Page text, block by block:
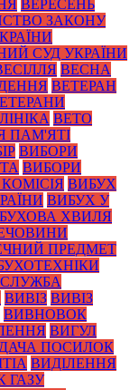
ВЕРЕСЕНЬ
ЗАКОНУ
СУД УКРАЇНИ
ВЕСНА
ВЕТЕРАН
ВЕТО
ПАМ'ЯТІ
ВИБОРИ
ВИБОРИ
ВИБУХ
ВИБУХ У
ХВИЛЯ
ПРЕДМЕТ
ВИВІЗ ВИВІЗ
ВИВНОВОК
ВИГУЛ
ПОСИЛОК
ВИДІЛЕННЯ
ГАЗУ